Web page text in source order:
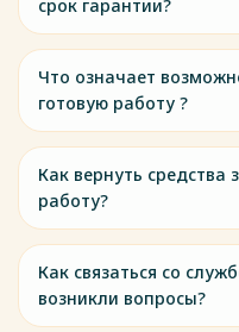
срок гарантии?
Что означает
готовую работу ?
Как вернуть средства
работу?
Как связаться со
возникли вопросы?